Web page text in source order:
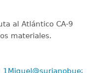
al Atlántico CA-9
materiales.
@surianobuezo